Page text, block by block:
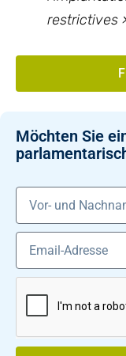
restrictives
Möchten Sie